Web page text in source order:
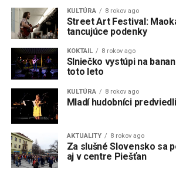
KULTÚRA 8 rokov ago
Street Art Festival:
tancujúce podenky
KOKTAIL 8 rokov ago
Slniečko vystúpi na
toto leto
KULTÚRA 8 rokov ago
Mladí hudobníci
AKTUALITY 8 rokov ago
Za slušné Slovensko sa
aj v centre Piešťan